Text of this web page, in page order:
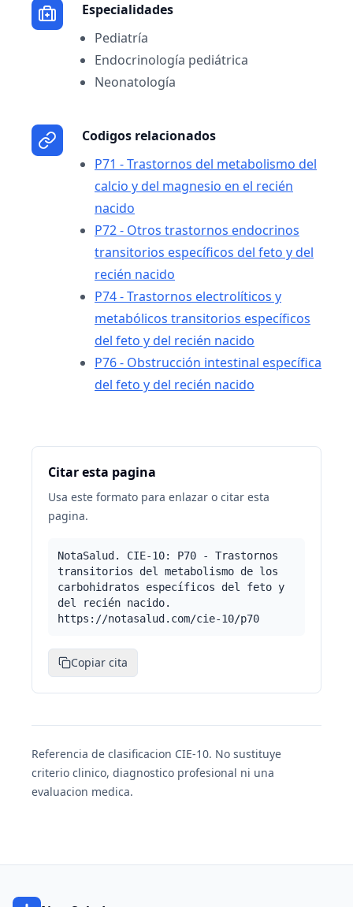
Especialidades
Pediatría
Endocrinología pediátrica
Neonatología
Codigos relacionados
P71 - Trastornos del metabolismo del
calcio y del magnesio en el recién
nacido
P72 - Otros trastornos endocrinos
transitorios específicos del feto y del
recién nacido
P74 - Trastornos electrolíticos y
metabólicos transitorios específicos
del feto y del recién nacido
P76 - Obstrucción intestinal específica
del feto y del recién nacido
Citar esta pagina
Usa este formato para enlazar o citar esta
pagina.
NotaSalud. CIE-10: P70 - Trastornos
transitorios del metabolismo de los
carbohidratos específicos del feto y
del recién nacido.
https://notasalud.com/cie-10/p70
Copiar cita
Referencia de clasificacion CIE-10. No sustituye
criterio clinico, diagnostico profesional ni una
evaluacion medica.